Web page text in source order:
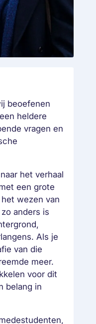
beoefenen
heldere
vragen en
het verhaal
een grote
wezen van
anders is
Als je
van die
meer.
voor dit
belang in